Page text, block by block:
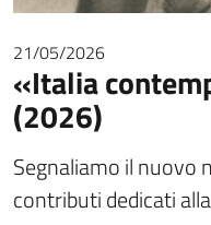
21/05/2026
«Italia
(2026)
Segnaliamo il nuovo
contributi dedicati